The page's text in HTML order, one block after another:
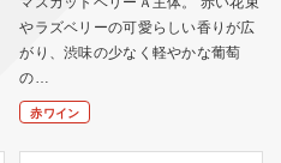
やラズベリーの可愛らしい香りが広
がり、渋味の少なく軽やかな葡萄
の…
赤ワイン